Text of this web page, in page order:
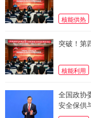
核能供热
突破！第
核能利用
全国政协
安全保供